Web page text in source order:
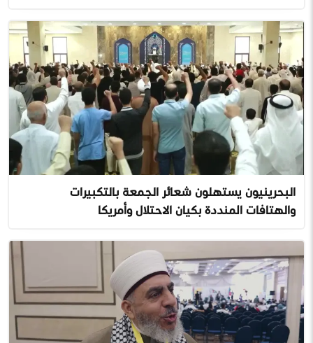
البحرينيون يستهلون شعائر الجمعة بالتكبيرات
والهتافات المنددة بكيان الاحتلال وأمريكا